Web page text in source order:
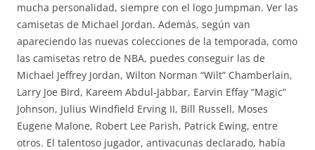
mucha personalidad, siempre con el logo Jumpman. Ver las
camisetas de Michael Jordan. Además, según van
apareciendo las nuevas colecciones de la temporada, como
las camisetas retro de NBA, puedes conseguir las de
Michael Jeffrey Jordan, Wilton Norman “Wilt” Chamberlain,
Larry Joe Bird, Kareem Abdul-Jabbar, Earvin Effay “Magic”
Johnson, Julius Windfield Erving II, Bill Russell, Moses
Eugene Malone, Robert Lee Parish, Patrick Ewing, entre
otros. El talentoso jugador, antivacunas declarado, había